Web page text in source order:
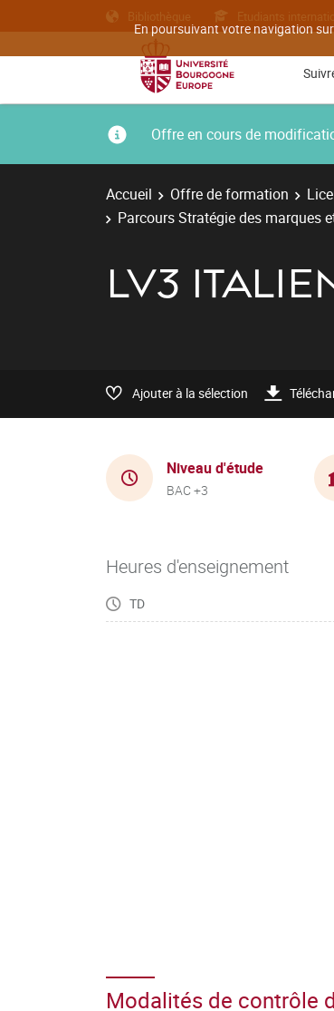
En poursuivant votre navigation
Bibliothèque Etudiants
Offre en cours de
Accueil Offre de formation
Parcours Stratégie des marques
LV3
Ajouter à la sélection
Niveau d'étude
BAC +3
Heures d'enseignement
TD
Modalités de contrôle